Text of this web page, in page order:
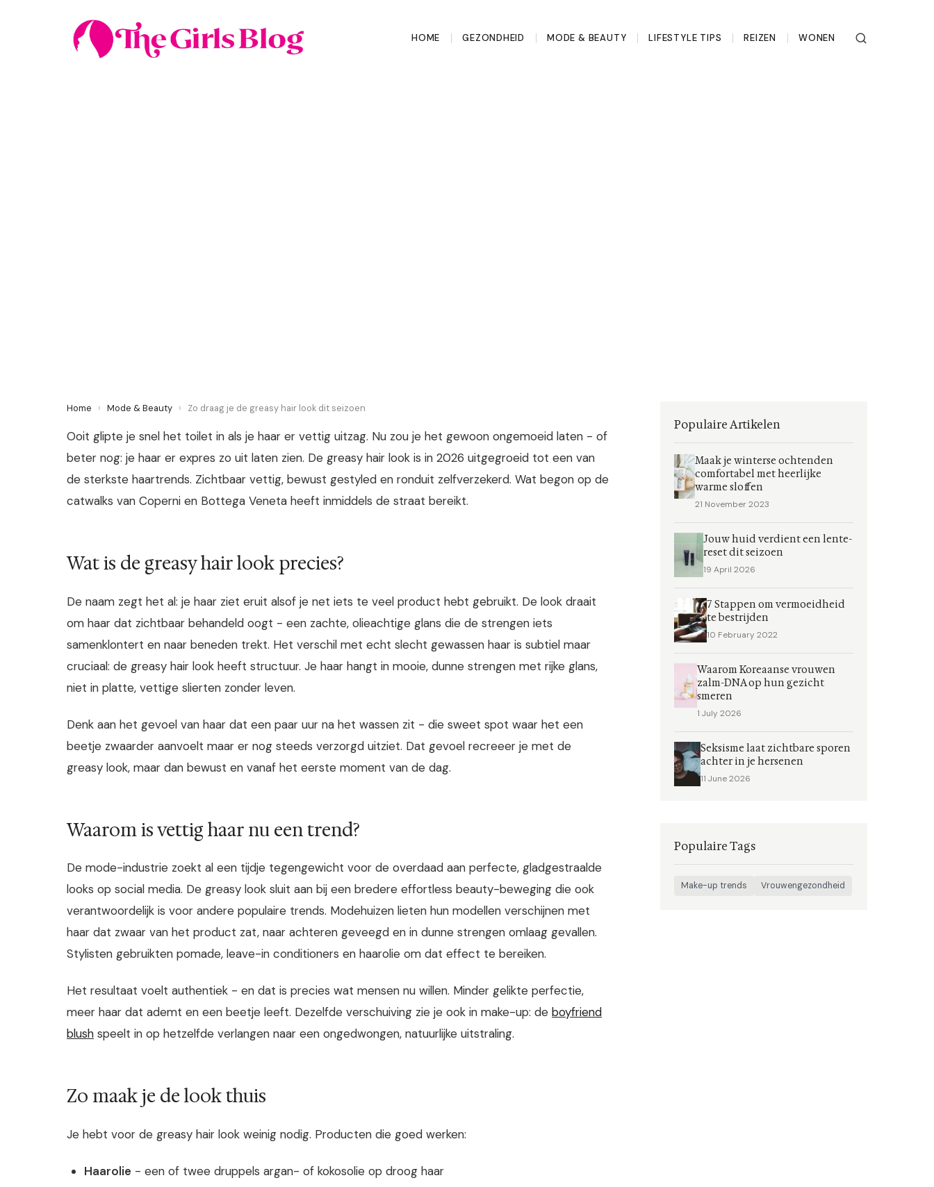
HOME GEZONDHEID MODE & BEAUTY LIFESTYLE TIPS REIZEN WONEN
Home › Mode & Beauty › Zo draag je de greasy hair look dit seizoen
Ooit glipte je snel het toilet in als je haar er vettig uitzag. Nu zou je het gewoon ongemoeid laten - of
beter nog: je haar er expres zo uit laten zien. De greasy hair look is in 2026 uitgegroeid tot een van
de sterkste haartrends. Zichtbaar vettig, bewust gestyled en ronduit zelfverzekerd. Wat begon op de
catwalks van Coperni en Bottega Veneta heeft inmiddels de straat bereikt.
Wat is de greasy hair look precies?
De naam zegt het al: je haar ziet eruit alsof je net iets te veel product hebt gebruikt. De look draait
om haar dat zichtbaar behandeld oogt - een zachte, olieachtige glans die de strengen iets
samenklontert en naar beneden trekt. Het verschil met echt slecht gewassen haar is subtiel maar
cruciaal: de greasy hair look heeft structuur. Je haar hangt in mooie, dunne strengen met rijke glans,
niet in platte, vettige slierten zonder leven.
Denk aan het gevoel van haar dat een paar uur na het wassen zit - die sweet spot waar het een
beetje zwaarder aanvoelt maar er nog steeds verzorgd uitziet. Dat gevoel recreeer je met de
greasy look, maar dan bewust en vanaf het eerste moment van de dag.
Waarom is vettig haar nu een trend?
De mode-industrie zoekt al een tijdje tegengewicht voor de overdaad aan perfecte, gladgestraalde
looks op social media. De greasy look sluit aan bij een bredere effortless beauty-beweging die ook
verantwoordelijk is voor andere populaire trends. Modehuizen lieten hun modellen verschijnen met
haar dat zwaar van het product zat, naar achteren geveegd en in dunne strengen omlaag gevallen.
Stylisten gebruikten pomade, leave-in conditioners en haarolie om dat effect te bereiken.
Het resultaat voelt authentiek - en dat is precies wat mensen nu willen. Minder gelikte perfectie,
meer haar dat ademt en een beetje leeft. Dezelfde verschuiving zie je ook in make-up: de boyfriend
blush speelt in op hetzelfde verlangen naar een ongedwongen, natuurlijke uitstraling.
Zo maak je de look thuis
Je hebt voor de greasy hair look weinig nodig. Producten die goed werken:
Haarolie - een of twee druppels argan- of kokosolie op droog haar
Populaire Artikelen
Maak je winterse ochtenden
comfortabel met heerlijke
warme sloffen
21 November 2023
Jouw huid verdient een lente-
reset dit seizoen
19 April 2026
7 Stappen om vermoeidheid
te bestrijden
10 February 2022
Waarom Koreaanse vrouwen
zalm-DNA op hun gezicht
smeren
1 July 2026
Seksisme laat zichtbare sporen
achter in je hersenen
11 June 2026
Populaire Tags
Make-up trends Vrouwengezondheid